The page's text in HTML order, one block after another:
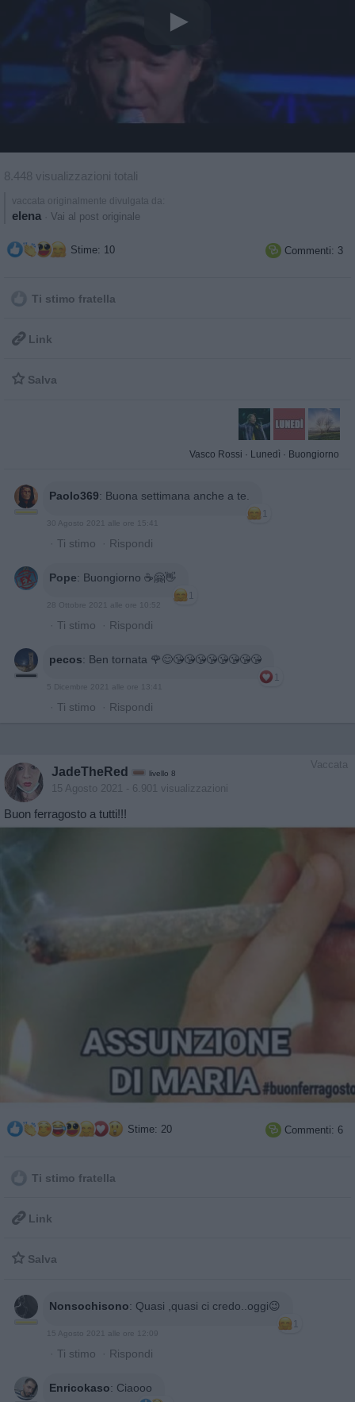
8.448 visualizzazioni totali
vaccata originalmente divulgata da:
elena Vai al post originale
Stime: 10  Commenti: 3
Ti stimo fratella
 Link
 Salva
Vasco Rossi · Lunedì · Buongiorno
Paolo369: Buona settimana anche a te.
1
30 Agosto 2021 alle ore 15:41
· Ti stimo · Rispondi
Pope: Buongiorno ☕️🤗👋
1
· Ti stimo · Rispondi
pecos: Ben tornata 🌹😊😘😘😘😘😘😘😘😘
1
5 Dicembre 2021 alle ore 13:41
· Ti stimo · Rispondi
Vaccata
JadeTheRed livello 8
15 Agosto 2021 - 6.901 visualizzazioni
Buon ferragosto a tutti!!!
Stime: 20  Commenti: 6
Ti stimo fratella
 Link
 Salva
Nonsochisono: Quasi ,quasi ci credo..oggi😉
1
15 Agosto 2021 alle ore 12:09
· Ti stimo · Rispondi
Enricokaso: Ciaooo